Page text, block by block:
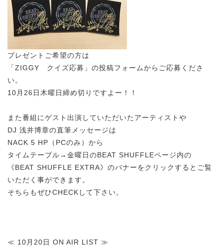
プレゼントご希望の方は
「ZIGGY クイズ応募」の投稿フォームからご応募くださ
い。
10月26日木曜日締め切りですよー！！
また番組にゲスト出演していただいたアーティストや
DJ 浅井博章の直筆メッセージは
NACK 5 HP（PCのみ）から
タイムテーブル→金曜日のBEAT SHUFFLEページ内の
《BEAT SHUFFLE EXTRA》のバナーをクリックするとご覧
いただく事ができます。
そちらもぜひCHECKして下さい。
≪ 10月20日 ON AIR LIST ≫